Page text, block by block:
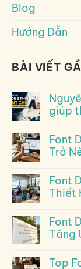
Blog
Hướng Dẫn
BÀI VIẾT
giúp
Font
Trở
Font
Thiết
Font
Tăng
Top